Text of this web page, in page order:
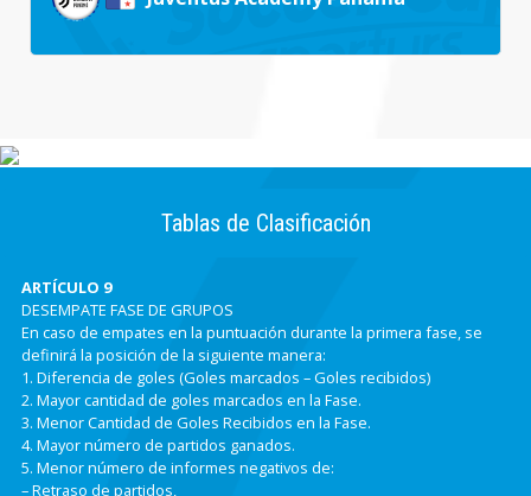
Tablas de Clasificación
ARTÍCULO 9
DESEMPATE FASE DE GRUPOS
En caso de empates en la puntuación durante la primera fase, se
definirá la posición de la siguiente manera:
1. Diferencia de goles (Goles marcados – Goles recibidos)
2. Mayor cantidad de goles marcados en la Fase.
3. Menor Cantidad de Goles Recibidos en la Fase.
4. Mayor número de partidos ganados.
5. Menor número de informes negativos de:
– Retraso de partidos,